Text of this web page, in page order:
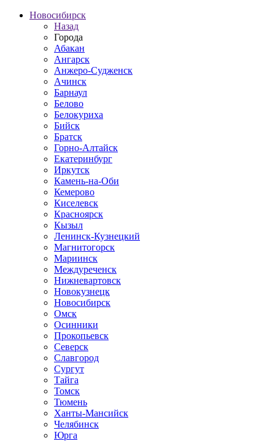
Новосибирск
Назад
Города
Абакан
Ангарск
Анжеро-Судженск
Ачинск
Барнаул
Белово
Белокуриха
Бийск
Братск
Горно-Алтайск
Екатеринбург
Иркутск
Камень-на-Оби
Кемерово
Киселевск
Красноярск
Кызыл
Ленинск-Кузнецкий
Магнитогорск
Мариинск
Междуреченск
Нижневартовск
Новокузнецк
Новосибирск
Омск
Осинники
Прокопьевск
Северск
Славгород
Сургут
Тайга
Томск
Тюмень
Ханты-Мансийск
Челябинск
Юрга